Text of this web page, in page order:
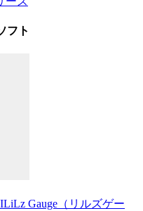
フト
LiLz Gauge（リルズゲー